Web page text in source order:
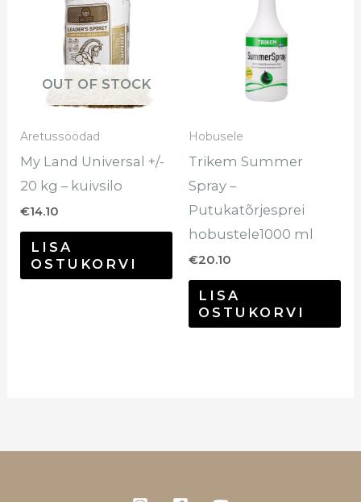
OUT OF STOCK
Aretussöödad
My Land Universal +/-
20 kg – kuivsilo
€14.10
LISA
OSTUKORVI
Hobusele
Trikem Summer
Spray –
Putukatõrjesprei
hobustele1000 ml
€20.10
LISA
OSTUKORVI